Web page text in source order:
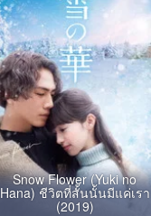
Snow Flower (Yuki no
Hana) ชีวิตที่สั้นนั้นมีแค่เรา
(2019)